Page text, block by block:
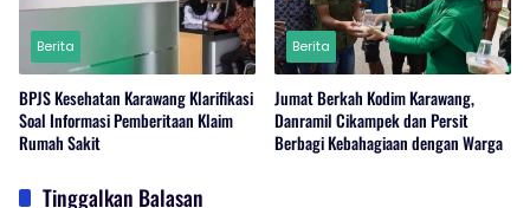
Berita
BPJS Kesehatan Karawang Klarifikasi
Soal Informasi Pemberitaan Klaim
Rumah Sakit
Berita
Jumat Berkah Kodim Karawang,
Danramil Cikampek dan Persit
Berbagi Kebahagiaan dengan Warga
Tinggalkan Balasan